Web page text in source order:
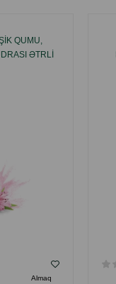
QUMU,
ƏTRLI
Almaq